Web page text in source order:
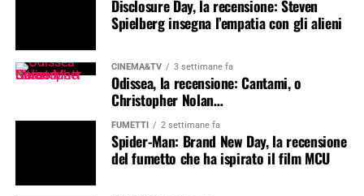
Disclosure Day, la recensione: Steven
Spielberg insegna l’empatia con gli alieni
CINEMA&TV 3 settimane fa
Odissea, la recensione: Cantami, o
Christopher Nolan…
FUMETTI 2 settimane fa
Spider-Man: Brand New Day, la recensione
del fumetto che ha ispirato il film MCU